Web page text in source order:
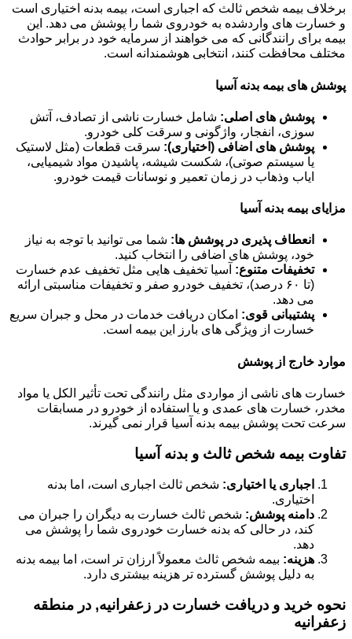
برخلاف بیمه شخص ثالث که اجباری است، بیمه بدنه اختیاری است
و خسارت های واردشده به خودروی شما را پوشش می دهد. این
بیمه برای رانندگانی که می خواهند از سرمایه خود در برابر حوادث
مختلف محافظت کنند، انتخابی هوشمندانه است.
پوشش های بیمه بدنه آسیا
پوشش های اصلی: شامل خسارت ناشی از تصادف، آتش
سوزی، انفجار، واژگونی و سرقت کلی خودرو.
پوشش های اضافی (اختیاری): سرقت قطعات (مثل لاستیک
یا سیستم صوتی)، شکست شیشه، پاشیدن مواد شیمیایی،
ایاب وذهاب در زمان تعمیر و نوسانات قیمت خودرو.
مزایای بیمه بدنه آسیا
انعطاف پذیری در پوشش ها: شما می توانید با توجه به نیاز
خود، پوشش های اضافی را انتخاب کنید.
تخفیفات متنوع: آسیا تخفیف هایی مثل تخفیف عدم خسارت
(تا ۶۰ درصد)، تخفیف خودرو صفر و تخفیفات مناسبتی ارائه
می دهد.
پشتیبانی قوی: امکان دریافت خدمات در محل و جبران سریع
خسارت از ویژگی های بارز این بیمه است.
موارد خارج از پوشش
خسارت های ناشی از مواردی مثل رانندگی تحت تأثیر الکل یا مواد
مخدر، خسارت های عمدی و یا استفاده از خودرو در مسابقات
سرعت تحت پوشش بیمه بدنه آسیا قرار نمی گیرند.
تفاوت بیمه شخص ثالث و بدنه آسیا
اجباری یا اختیاری: شخص ثالث اجباری است، اما بدنه
اختیاری.
دامنه پوشش: شخص ثالث خسارت به دیگران را جبران می
کند، در حالی که بدنه خسارت خودروی شما را پوشش می
دهد.
هزینه: بیمه شخص ثالث معمولاً ارزان تر است، اما بیمه بدنه
به دلیل پوشش گسترده تر هزینه بیشتری دارد.
نحوه خرید و دریافت خسارت در زعفرانیه, در منطقه
زعفرانیه